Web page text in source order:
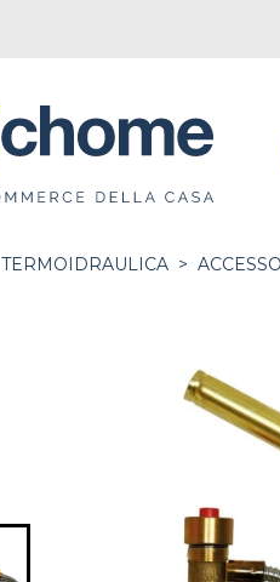
TERMOIDRAULICA >